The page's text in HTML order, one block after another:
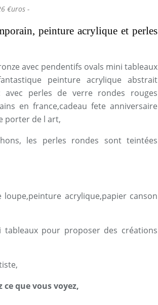
€uros -
peinture acrylique et perles
avec pendentifs ovals mini tableaux
peinture acrylique abstrait
avec perles de verre rondes rouges
en france,cadeau fete anniversaire
porter de l art,
les perles rondes sont teintées
acrylique,papier canson
pour proposer des créations
ce que vous voyez,